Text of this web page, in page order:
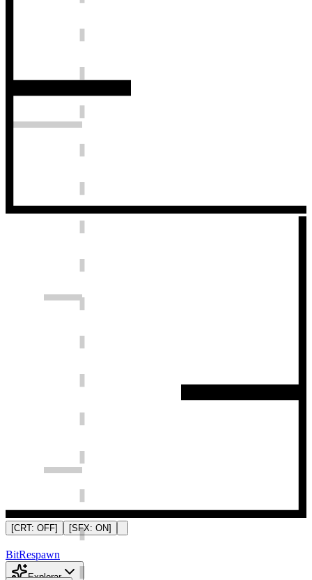
[CRT: OFF] [SFX: ON]
BitRespawn
Explorar